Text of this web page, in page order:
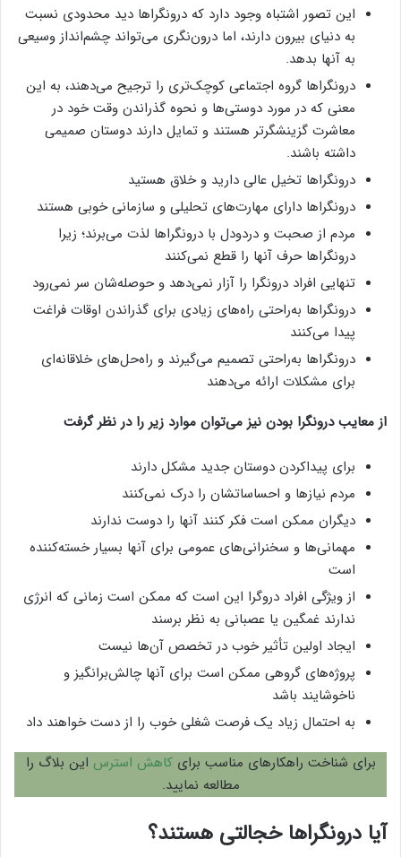
این تصور اشتباه وجود دارد که درونگراها دید محدودی نسبت
به دنیای بیرون دارند، اما درون‌نگری می‌تواند چشم‌انداز وسیعی
به آنها بدهد.
درونگراها گروه اجتماعی کوچک‌تری را ترجیح می‌دهند، به این
معنی که در مورد دوستی‌ها و نحوه گذراندن وقت خود در
معاشرت گزینشگرتر هستند و تمایل دارند دوستان صمیمی
داشته باشند.
درونگراها تخیل عالی دارید و خلاق هستید
درونگراها دارای مهارت‌های تحلیلی و سازمانی خوبی هستند
مردم از صحبت و دردودل با درونگراها لذت می‌برند؛ زیرا
درونگراها حرف آنها را قطع نمی‌کنند
تنهایی افراد درونگرا را آزار نمی‌دهد و حوصله‌شان سر نمی‌رود
درونگراها به‌راحتی راه‌های زیادی برای گذراندن اوقات فراغت
پیدا می‌کنند
درونگراها به‌راحتی تصمیم می‌گیرند و راه‌حل‌های خلاقانه‌ای
برای مشکلات ارائه می‌دهند
از معایب درونگرا بودن نیز می‌توان موارد زیر را در نظر گرفت
برای پیداکردن دوستان جدید مشکل دارند
مردم نیازها و احساساتشان را درک نمی‌کنند
دیگران ممکن است فکر کنند آنها را دوست ندارند
مهمانی‌ها و سخنرانی‌های عمومی برای آنها بسیار خسته‌کننده
است
از ویژگی افراد دروگرا این است که ممکن است زمانی که انرژی
ندارند غمگین یا عصبانی به نظر برسند
ایجاد اولین تأثیر خوب در تخصص آن‌ها نیست
پروژه‌های گروهی ممکن است برای آنها چالش‌برانگیز و
ناخوشایند باشد
به احتمال زیاد یک فرصت شغلی خوب را از دست خواهند داد
برای شناخت راهکارهای مناسب برایکاهش استرس این بلاگ را
مطالعه نمایید.
آیا درونگراها خجالتی هستند؟